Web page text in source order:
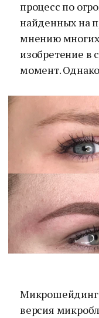
процесс по
найденных на
мнению
изобретение в
момент.
Микрошейдинг
версия